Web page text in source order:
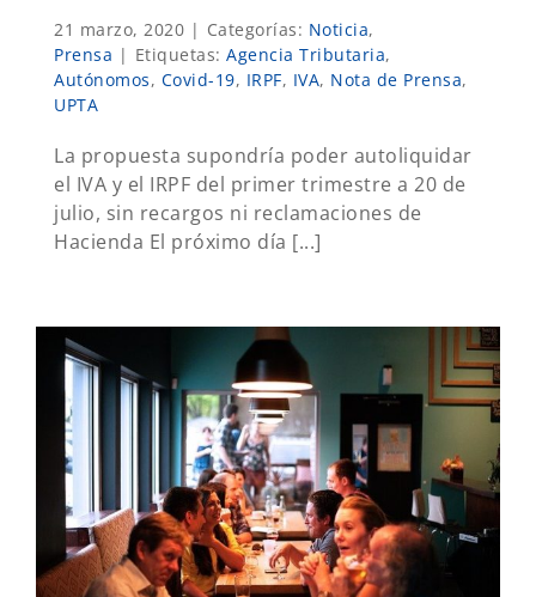
21 marzo, 2020 | Categorías: Noticia,
Prensa | Etiquetas: Agencia Tributaria,
Autónomos, Covid-19, IRPF, IVA, Nota de Prensa,
UPTA
La propuesta supondría poder autoliquidar
el IVA y el IRPF del primer trimestre a 20 de
julio, sin recargos ni reclamaciones de
Hacienda El próximo día [...]